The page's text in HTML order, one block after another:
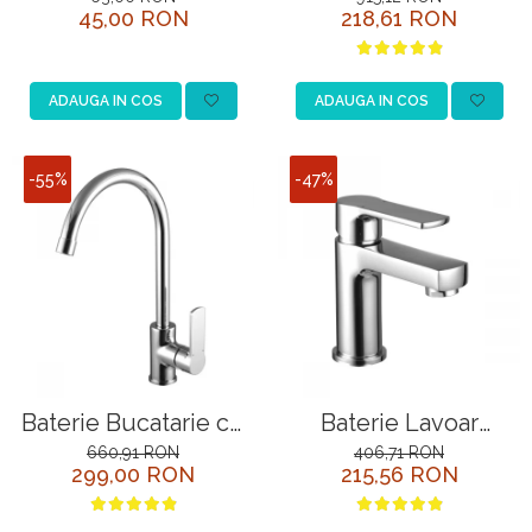
blat
45,00 RON
ADAUGA IN COS
LM1503C Crom
218,61 RON
ADAUGA IN COS
-55%
Baterie Bucatarie cu
Pipa Pivotanta
Lemark Plus Grace
LM1505C Crom
660,91 RON
299,00 RON
-47%
Baterie Lavoar
Monopiesa Lemark
Plus Grace LM1506C
Crom
406,71 RON
215,56 RON